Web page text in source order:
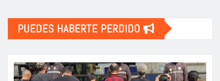
PUEDES HABERTE PERDIDO